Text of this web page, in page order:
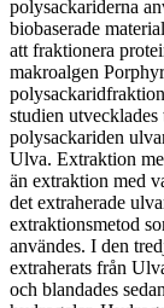
polysackariderna
biobaserade
att fraktionera
makroalgen
studien
polysackariden
Ulva. Extraktion
än extraktion med
det extraherade
extraktionsmetod
användes. I den
extraherats från
och blandades